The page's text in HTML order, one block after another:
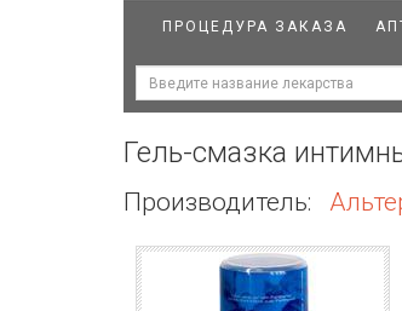
ПРОЦЕДУРА ЗАКАЗА
Гель-смазка
Производитель: